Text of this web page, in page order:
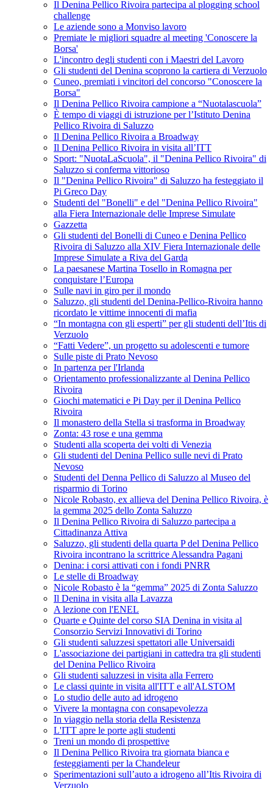
Il Denina Pellico Rivoira partecipa al plogging school
challenge
Le aziende sono a Monviso lavoro
Premiate le migliori squadre al meeting 'Conoscere la
Borsa'
L'incontro degli studenti con i Maestri del Lavoro
Gli studenti del Denina scoprono la cartiera di Verzuolo
Cuneo, premiati i vincitori del concorso "Conoscere la
Borsa"
Il Denina Pellico Rivoira campione a “Nuotalascuola”
È tempo di viaggi di istruzione per l’Istituto Denina
Pellico Rivoira di Saluzzo
Il Denina Pellico Rivoira a Broadway
Il Denina Pellico Rivoira in visita all’ITT
Sport: "NuotaLaScuola", il "Denina Pellico Rivoira" di
Saluzzo si conferma vittorioso
Il "Denina Pellico Rivoira" di Saluzzo ha festeggiato il
Pi Greco Day
Studenti del "Bonelli" e del "Denina Pellico Rivoira"
alla Fiera Internazionale delle Imprese Simulate
Gazzetta
Gli studenti del Bonelli di Cuneo e Denina Pellico
Rivoira di Saluzzo alla XIV Fiera Internazionale delle
Imprese Simulate a Riva del Garda
La paesanese Martina Tosello in Romagna per
conquistare l’Europa
Sulle navi in giro per il mondo
Saluzzo, gli studenti del Denina-Pellico-Rivoira hanno
ricordato le vittime innocenti di mafia
“In montagna con gli esperti” per gli studenti dell’Itis di
Verzuolo
“Fatti Vedere”, un progetto su adolescenti e tumore
Sulle piste di Prato Nevoso
In partenza per l'Irlanda
Orientamento professionalizzante al Denina Pellico
Rivoira
Giochi matematici e Pi Day per il Denina Pellico
Rivoira
Il monastero della Stella si trasforma in Broadway
Zonta: 43 rose e una gemma
Studenti alla scoperta dei volti di Venezia
Gli studenti del Denina Pellico sulle nevi di Prato
Nevoso
Studenti del Denna Pellico di Saluzzo al Museo del
risparmio di Torino
Nicole Robasto, ex allieva del Denina Pellico Rivoira, è
la gemma 2025 dello Zonta Saluzzo
Il Denina Pellico Rivoira di Saluzzo partecipa a
Cittadinanza Attiva
Saluzzo, gli studenti della quarta P del Denina Pellico
Rivoira incontrano la scrittrice Alessandra Pagani
Denina: i corsi attivati con i fondi PNRR
Le stelle di Broadway
Nicole Robasto è la “gemma” 2025 di Zonta Saluzzo
Il Denina in visita alla Lavazza
A lezione con l'ENEL
Quarte e Quinte del corso SIA Denina in visita al
Consorzio Servizi Innovativi di Torino
Gli studenti saluzzesi spettatori alle Universaidi
L'associazione dei partigiani in cattedra tra gli studenti
del Denina Pellico Rivoira
Gli studenti saluzzesi in visita alla Ferrero
Le classi quinte in visita all'ITT e all'ALSTOM
Lo studio delle auto ad idrogeno
Vivere la montagna con consapevolezza
In viaggio nella storia della Resistenza
L'ITT apre le porte agli studenti
Treni un mondo di prospettive
Il Denina Pellico Rivoira tra giornata bianca e
festeggiamenti per la Chandeleur
Sperimentazioni sull’auto a idrogeno all’Itis Rivoira di
Verzuolo